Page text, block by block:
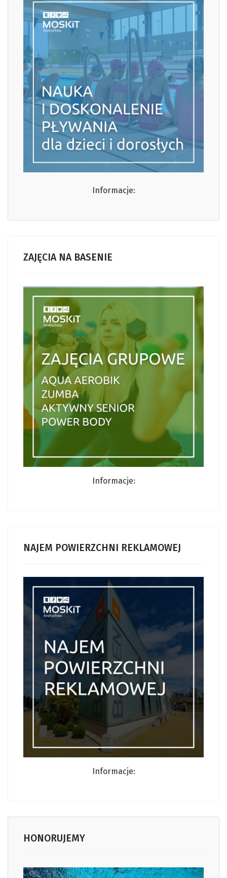
Informacje:
ZAJĘCIA NA BASENIE
Informacje:
NAJEM POWIERZCHNI REKLAMOWEJ
Informacje:
HONORUJEMY